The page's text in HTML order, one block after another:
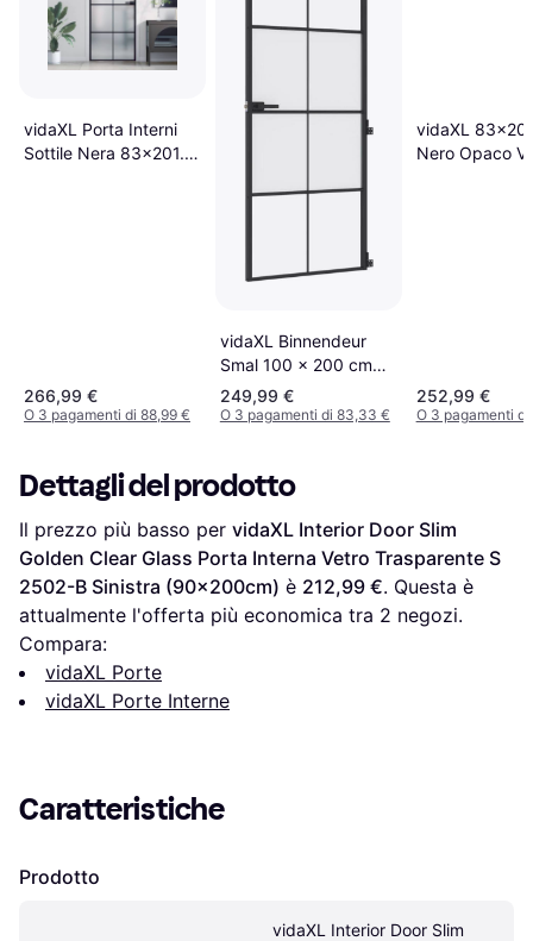
vidaXL Porta Interni
Sottile Nera 83x201.5
266,99 €
O 3 pagamenti di 88,99 €
vidaXL Binnendeur
Smal 100 x 200 cm
Gehard Glas en
Aluminium Zwart Porta
(100x200cm)
249,99 €
O 3 pagamenti di 83,33 €
vidaXL
Nero Opaco
252,99 €
O 3 pagamenti
Dettagli del prodotto
Il prezzo più basso per vidaXL Interior Door Slim
Golden Clear Glass Porta Interna Vetro Trasparente S
2502-B Sinistra (90x200cm) è 212,99 €. Questa è
attualmente l'offerta più economica tra 2 negozi.
Compara:
vidaXL Porte
vidaXL Porte Interne
Caratteristiche
Prodotto
vidaXL Interior Door Slim